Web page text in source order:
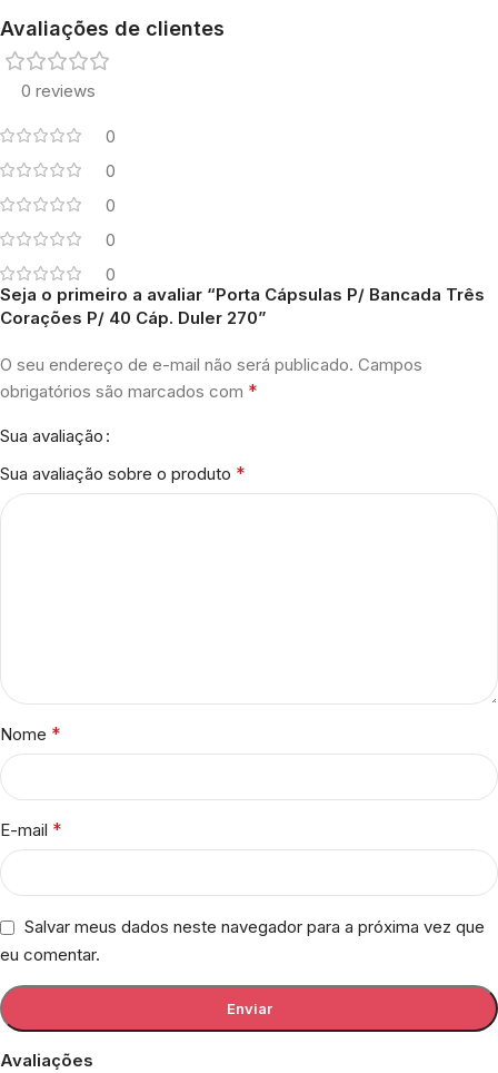
Avaliações de clientes
0 reviews
0
0
0
0
0
Avaliações
Seja o primeiro a avaliar “Porta Cápsulas P/ Bancada Três
Corações P/ 40 Cáp. Duler 270”
O seu endereço de e-mail não será publicado. Campos
obrigatórios são marcados com *
Sua avaliação
Sua avaliação sobre o produto *
Nome *
E-mail *
Salvar meus dados neste navegador para a próxima vez que
eu comentar.